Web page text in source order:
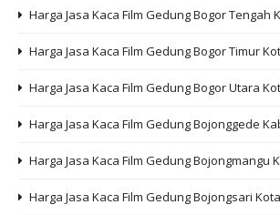
Harga Jasa Kaca Film Gedung Bogor Tengah
Harga Jasa Kaca Film Gedung Bogor Timur
Harga Jasa Kaca Film Gedung Bogor Utara
Harga Jasa Kaca Film Gedung Bojonggede
Harga Jasa Kaca Film Gedung Bojongmangu
Harga Jasa Kaca Film Gedung Bojongsari